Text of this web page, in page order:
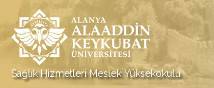
Sağlık Hizmetleri Meslek Yüksekokulu